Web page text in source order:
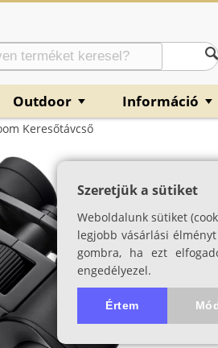
Outdoor ▼ Információ ▼
Keresőtávcső
Szeretjük a sütiket
Weboldalunk sütiket
legjobb vásárlási
gombra, ha ezt
engedélyezel.
Értem